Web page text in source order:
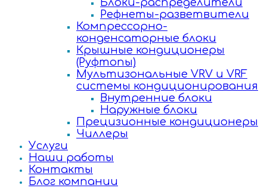
Блоки-распределители
Рефнеты-разветвители
Компрессорно-
конденсаторные блоки
Крышные кондиционеры
(Руфтопы)
Мультизональные VRV и VRF
системы кондиционирования
Внутренние блоки
Наружные блоки
Прецизионные кондиционеры
Чиллеры
Услуги
Наши работы
Контакты
Блог компании